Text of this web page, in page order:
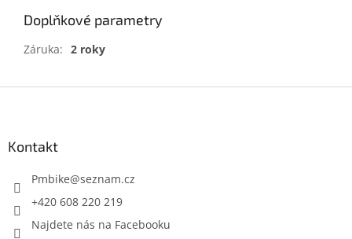
Doplňkové parametry
Záruka: 2 roky
Kontakt
Pmbike@seznam.cz
+420 608 220 219
Najdete nás na Facebooku